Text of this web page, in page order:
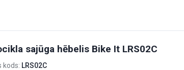
sajūga hēbelis Bike It LRS02C
kods: LRS02C